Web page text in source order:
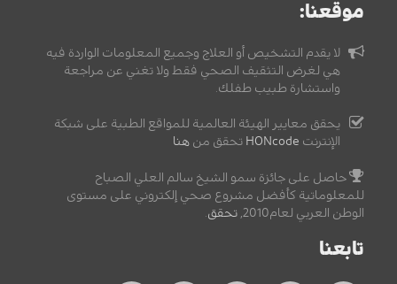
موقعنا:
لا يقدم التشخيص أو العلاج وجميع المعلومات الواردة فيه
هي لغرض التثقيف الصحي فقط ولا تغني عن مراجعة
واستشارة طبيب طفلك.
يحقق معايير الهيئة العالمية للمواقع الطبية على شبكة
الإنترنت HONcode تحقق من هنا
حاصل على جائزة سمو الشيخ سالم العلي الصباح
للمعلوماتية كأفضل مشروع صحي إلكتروني على مستوى
الوطن العربي لعام2010,
تحقق
تابعنا